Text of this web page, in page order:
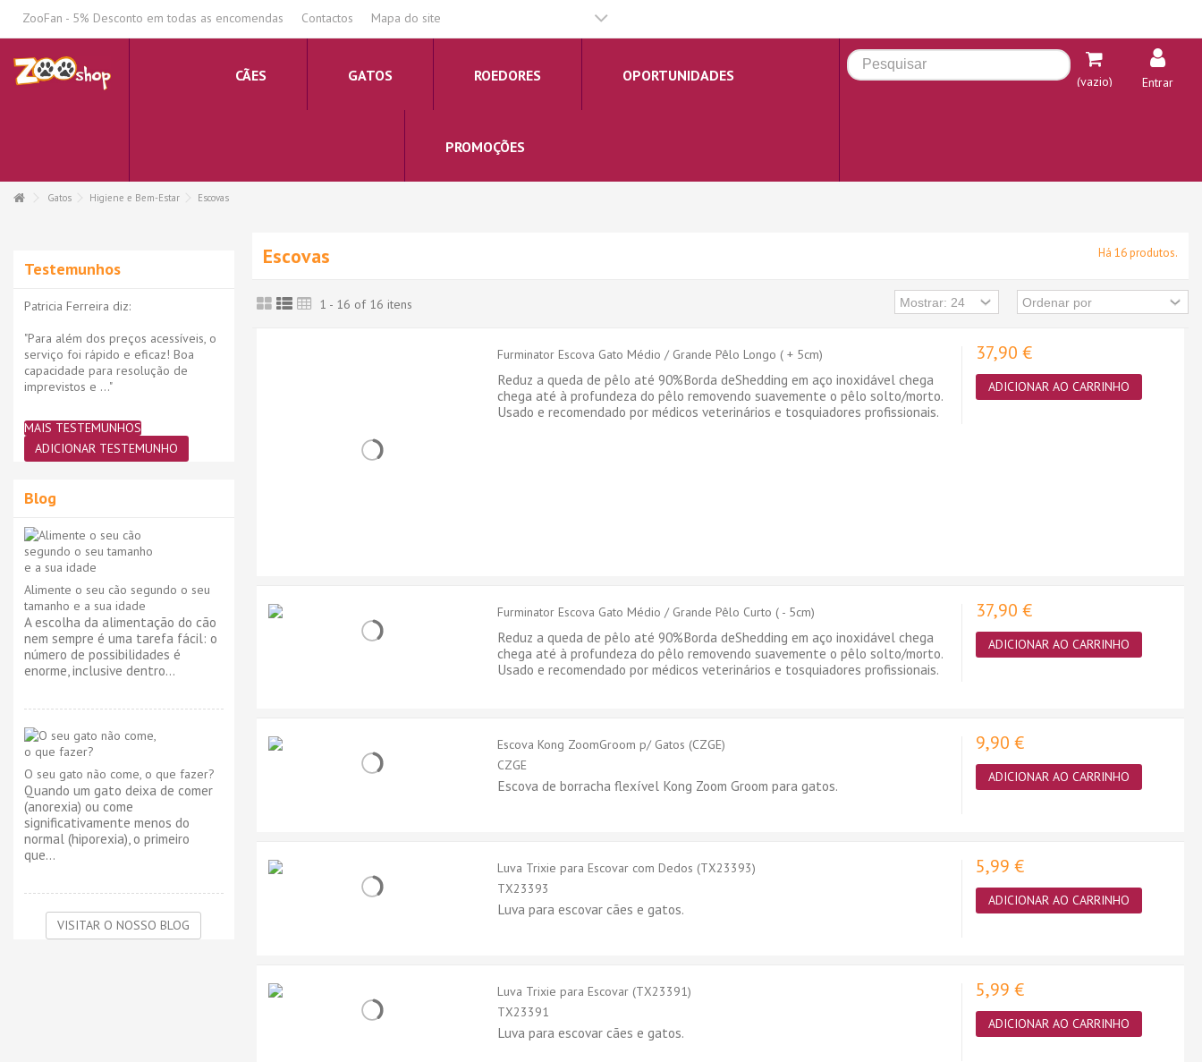
ZooFan - 5% Desconto em todas as encomendas Contactos Mapa do site
CÃES GATOS ROEDORES OPORTUNIDADES
PROMOÇÕES
(vazio) Entrar
Gatos Higiene e Bem-Estar Escovas
Escovas Há 16 produtos.
1 - 16 of 16 itens
Furminator Escova Gato Médio / Grande Pêlo Longo ( + 5cm)
Reduz a queda de pêlo até 90%Borda deShedding em aço inoxidável chega
chega até à profundeza do pêlo removendo suavemente o pêlo solto/morto.
Usado e recomendado por médicos veterinários e tosquiadores profissionais.
37,90 €
ADICIONAR AO CARRINHO
Furminator Escova Gato Médio / Grande Pêlo Curto ( - 5cm)
Reduz a queda de pêlo até 90%Borda deShedding em aço inoxidável chega
chega até à profundeza do pêlo removendo suavemente o pêlo solto/morto.
Usado e recomendado por médicos veterinários e tosquiadores profissionais.
37,90 €
ADICIONAR AO CARRINHO
Escova Kong ZoomGroom p/ Gatos (CZGE)
CZGE
Escova de borracha flexível Kong Zoom Groom para gatos.
9,90 €
ADICIONAR AO CARRINHO
Luva Trixie para Escovar com Dedos (TX23393)
TX23393
Luva para escovar cães e gatos.
5,99 €
ADICIONAR AO CARRINHO
Luva Trixie para Escovar (TX23391)
TX23391
Luva para escovar cães e gatos.
5,99 €
ADICIONAR AO CARRINHO
Testemunhos
Patricia Ferreira diz:
"Para além dos preços acessíveis, o
serviço foi rápido e eficaz! Boa
capacidade para resolução de
imprevistos e ..."
MAIS TESTEMUNHOS
ADICIONAR TESTEMUNHO
Blog
Alimente o seu cão segundo o seu
tamanho e a sua idade
A escolha da alimentação do cão
nem sempre é uma tarefa fácil: o
número de possibilidades é
enorme, inclusive dentro...
O seu gato não come, o que fazer?
Quando um gato deixa de comer
(anorexia) ou come
significativamente menos do
normal (hiporexia), o primeiro
que...
VISITAR O NOSSO BLOG